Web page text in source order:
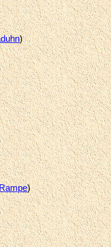
)
)